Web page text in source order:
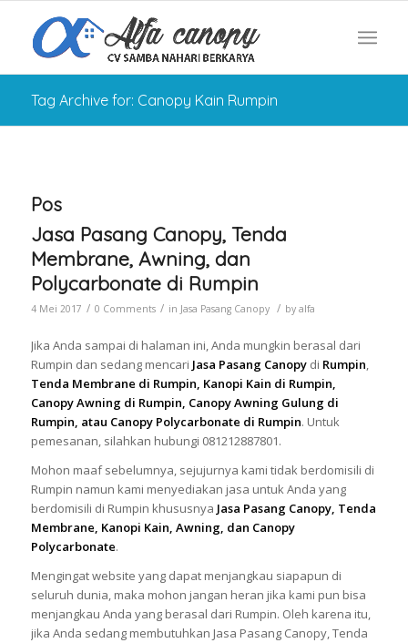
Tag Archive for: Canopy Kain Rumpin
Pos
Jasa Pasang Canopy, Tenda
Membrane, Awning, dan
Polycarbonate di Rumpin
4 Mei 2017 / 0 Comments / in Jasa Pasang Canopy / by alfa
Jika Anda sampai di halaman ini, Anda mungkin berasal dari
Rumpin dan sedang mencari Jasa Pasang Canopy di Rumpin,
Tenda Membrane di Rumpin, Kanopi Kain di Rumpin,
Canopy Awning di Rumpin, Canopy Awning Gulung di
Rumpin, atau Canopy Polycarbonate di Rumpin. Untuk
pemesanan, silahkan hubungi 081212887801.
Mohon maaf sebelumnya, sejujurnya kami tidak berdomisili di
Rumpin namun kami menyediakan jasa untuk Anda yang
berdomisili di Rumpin khususnya Jasa Pasang Canopy, Tenda
Membrane, Kanopi Kain, Awning, dan Canopy
Polycarbonate.
Mengingat website yang dapat menjangkau siapapun di
seluruh dunia, maka mohon jangan heran jika kami pun bisa
menjangkau Anda yang berasal dari Rumpin. Oleh karena itu,
jika Anda sedang membutuhkan Jasa Pasang Canopy, Tenda